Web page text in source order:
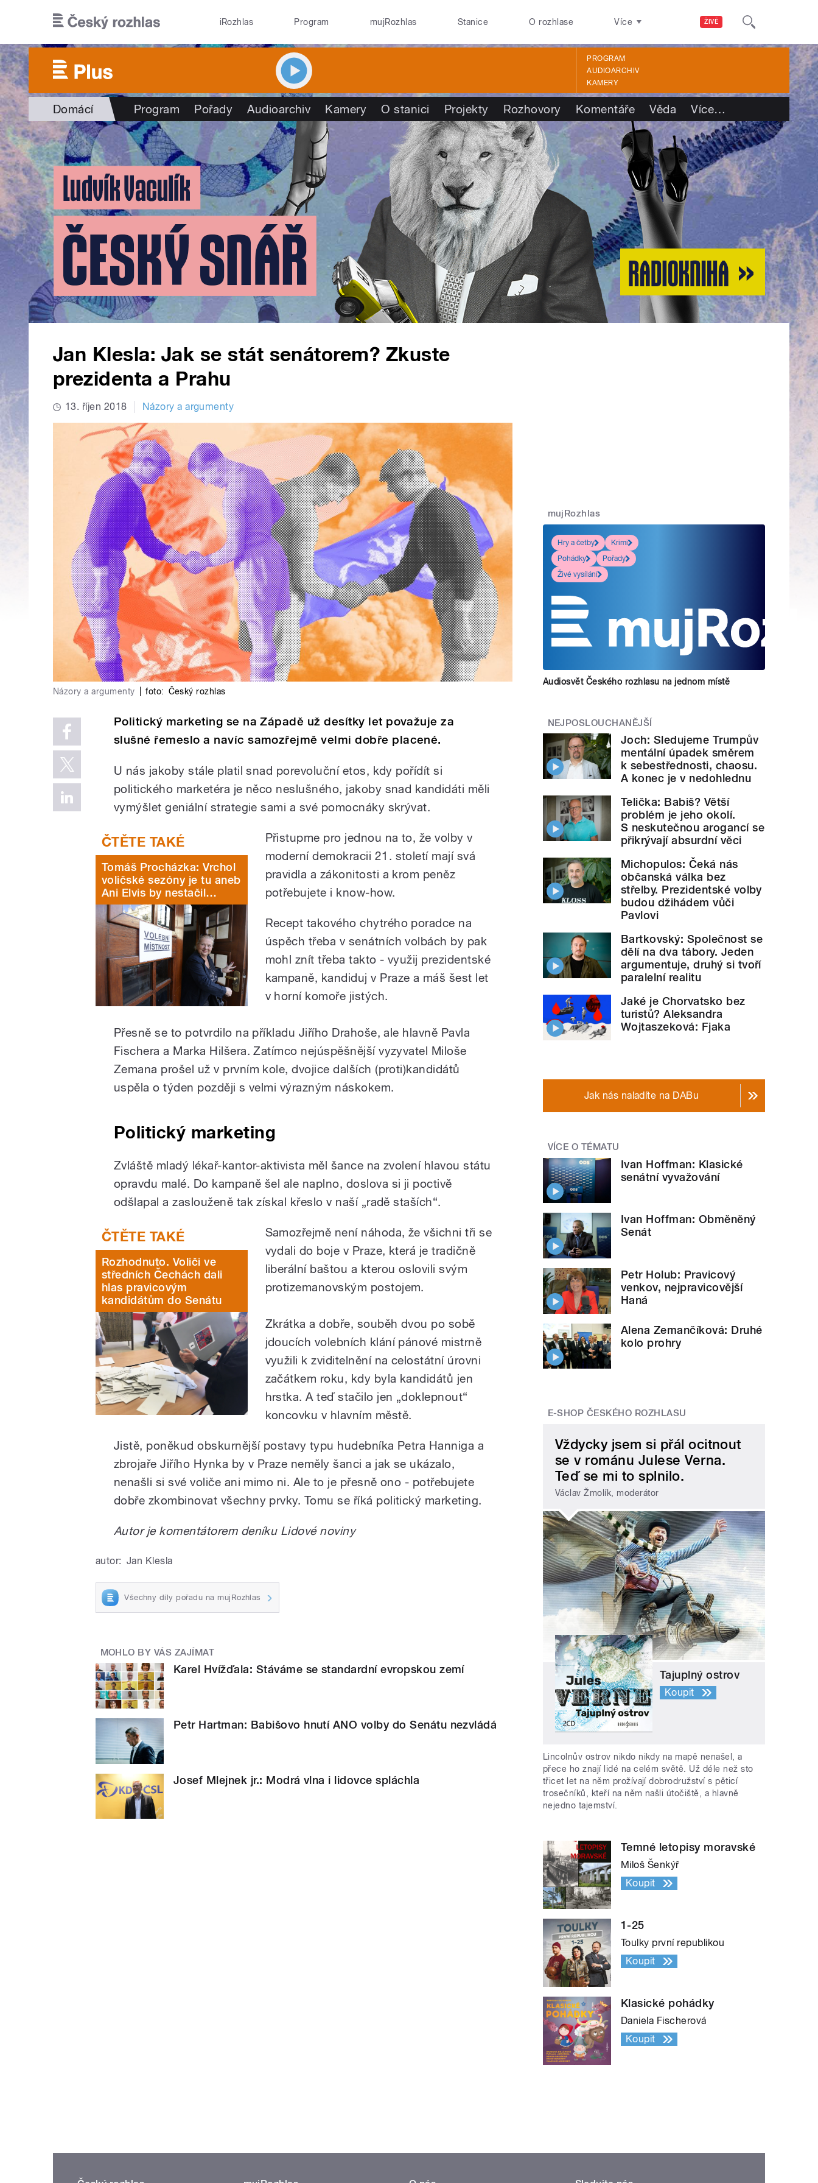
ŽIVĚ
iRozhlas Program mujRozhlas Stanice O rozhlase Více
PROGRAM
AUDIOARCHIV
KAMERY
Domácí Program Pořady Audioarchiv Kamery O stanici Projekty Rozhovory Komentáře Věda Více…
Jan Klesla: Jak se stát senátorem? Zkuste
prezidenta a Prahu
13. říjen 2018 Názory a argumenty
Názory a argumenty foto: Český rozhlas
Politický marketing se na Západě už desítky let považuje za
slušné řemeslo a navíc samozřejmě velmi dobře placené.
U nás jakoby stále platil snad porevoluční etos, kdy pořídít si
politického marketéra je něco neslušného, jakoby snad kandidáti měli
vymýšlet geniální strategie sami a své pomocnáky skrývat.
Tomáš Procházka: Vrchol
voličské sezóny je tu aneb
Ani Elvis by nestačil…
Přistupme pro jednou na to, že volby v
moderní demokracii 21. století mají svá
pravidla a zákonitosti a krom peněz
potřebujete i know-how.
Recept takového chytrého poradce na
úspěch třeba v senátních volbách by pak
mohl znít třeba takto - využij prezidentské
kampaně, kandiduj v Praze a máš šest let
v horní komoře jistých.
Přesně se to potvrdilo na příkladu Jiřího Drahoše, ale hlavně Pavla
Fischera a Marka Hilšera. Zatímco nejúspěšnější vyzyvatel Miloše
Zemana prošel už v prvním kole, dvojice dalších (proti)kandidátů
uspěla o týden později s velmi výrazným náskokem.
Politický marketing
Zvláště mladý lékař-kantor-aktivista měl šance na zvolení hlavou státu
opravdu malé. Do kampaně šel ale naplno, doslova si ji poctivě
odšlapal a zaslouženě tak získal křeslo v naší „radě staších“.
Rozhodnuto. Voliči ve
středních Čechách dali
hlas pravicovým
kandidátům do Senátu
Samozřejmě není náhoda, že všichni tři se
vydali do boje v Praze, která je tradičně
liberální baštou a kterou oslovili svým
protizemanovským postojem.
Zkrátka a dobře, souběh dvou po sobě
jdoucích volebních klání pánové mistrně
využili k zviditelnění na celostátní úrovni
začátkem roku, kdy byla kandidátů jen
hrstka. A teď stačilo jen „doklepnout“
koncovku v hlavním městě.
Jistě, poněkud obskurnější postavy typu hudebníka Petra Hanniga a
zbrojaře Jiřího Hynka by v Praze neměly šanci a jak se ukázalo,
nenašli si své voliče ani mimo ni. Ale to je přesně ono - potřebujete
dobře zkombinovat všechny prvky. Tomu se říká politický marketing.
Autor je komentátorem deníku Lidové noviny
autor: Jan Klesla
Všechny díly pořadu na mujRozhlas
MOHLO BY VÁS ZAJÍMAT
Karel Hvížďala: Stáváme se standardní evropskou zemí
Petr Hartman: Babišovo hnutí ANO volby do Senátu nezvládá
Josef Mlejnek jr.: Modrá vlna i lidovce spláchla
mujRozhlas
Hry a četby
Krimi
Pohádky
Pořady
Živé vysílání
Audiosvět Českého rozhlasu na jednom místě
NEJPOSLOUCHANĚJŠÍ
Joch: Sledujeme Trumpův
mentální úpadek směrem
k sebestřednosti, chaosu.
A konec je v nedohlednu
Telička: Babiš? Větší
problém je jeho okolí.
S neskutečnou arogancí se
přikrývají absurdní věci
Michopulos: Čeká nás
občanská válka bez
střelby. Prezidentské volby
budou džihádem vůči
Pavlovi
Bartkovský: Společnost se
dělí na dva tábory. Jeden
argumentuje, druhý si tvoří
paralelní realitu
Jaké je Chorvatsko bez
turistů? Aleksandra
Wojtaszeková: Fjaka
Jak nás naladíte na DABu
VÍCE O TÉMATU
Ivan Hoffman: Klasické
senátní vyvažování
Ivan Hoffman: Obměněný
Senát
Petr Holub: Pravicový
venkov, nejpravicovější
Haná
Alena Zemančíková: Druhé
kolo prohry
E-SHOP ČESKÉHO ROZHLASU
Vždycky jsem si přál ocitnout
se v románu Julese Verna.
Teď se mi to splnilo.
Václav Žmolík, moderátor
Tajuplný ostrov
Koupit
Lincolnův ostrov nikdo nikdy na mapě nenašel, a
přece ho znají lidé na celém světě. Už déle než sto
třicet let na něm prožívají dobrodružství s pěticí
trosečníků, kteří na něm našli útočiště, a hlavně
nejedno tajemství.
Temné letopisy moravské
Miloš Šenkýř
Koupit
1-25
Toulky první republikou
Koupit
Klasické pohádky
Daniela Fischerová
Koupit